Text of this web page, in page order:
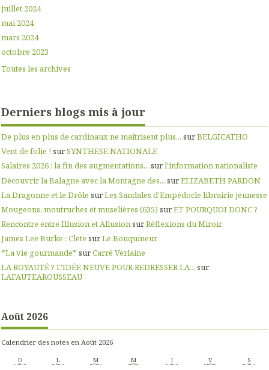
juillet 2024
mai 2024
mars 2024
octobre 2023
Toutes les archives
Derniers blogs mis à jour
De plus en plus de cardinaux ne maîtrisent plus... surBELGICATHO
Vent de folie ! surSYNTHESE NATIONALE
Salaires 2026 : la fin des augmentations... surl'information nationaliste
Découvrir la Balagne avec la Montagne des... surELIZABETH PARDON
La Dragonne et le Drôle surLes Sandales d'Empédocle librairie jeunesse
Mougeons, moutruches et muselières (635) surET POURQUOI DONC ?
Rencontre entre Illusion et AllusionsurRéflexions du Miroir
James Lee Burke : Clete surLe Bouquineur
*La vie gourmande* surCarré Verlaine
LA ROYAUTÉ ? L'IDÉE NEUVE POUR REDRESSER LA... sur
LAFAUTEAROUSSEAU
Août 2026
Calendrier des notes en Août 2026
D L M M J V S